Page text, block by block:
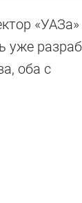
«УАЗа»
уже
оба с